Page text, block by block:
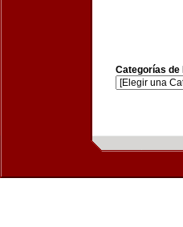
Categorías de